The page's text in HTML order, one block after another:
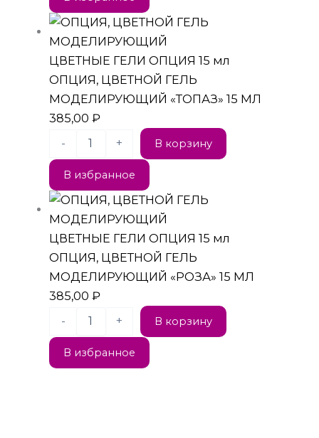
ЦВЕТНЫЕ ГЕЛИ ОПЦИЯ 15 мл
ОПЦИЯ, ЦВЕТНОЙ ГЕЛЬ
МОДЕЛИРУЮЩИЙ «ТОПАЗ» 15 МЛ
385,00₽
-
+ В корзину
В избранное
ЦВЕТНЫЕ ГЕЛИ ОПЦИЯ 15 мл
ОПЦИЯ, ЦВЕТНОЙ ГЕЛЬ
МОДЕЛИРУЮЩИЙ «РОЗА» 15 МЛ
385,00₽
-
+ В корзину
В избранное